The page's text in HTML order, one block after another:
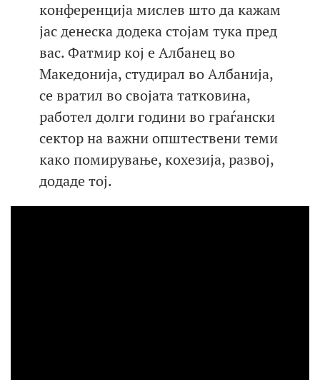
конференција мислев што да кажам
јас денеска додека стојам тука пред
вас. Фатмир кој е Албанец во
Македонија, студирал во Албанија,
се вратил во својата татковина,
работел долги години во граѓански
сектор на важни општествени теми
како помирување, кохезија, развој,
додаде тој.